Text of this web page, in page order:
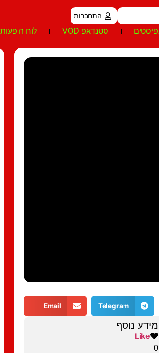
התחברות
סטנדאפ VOD לוח הופעות
Telegram
Email
מידע נוסף
Like
0